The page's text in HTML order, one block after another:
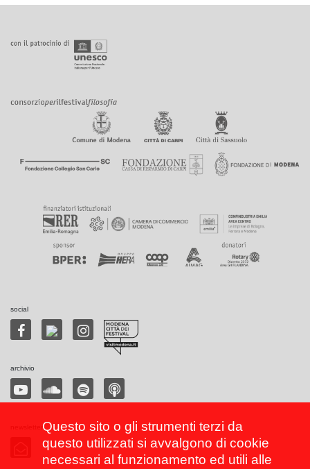
social
archivio
Questo sito o gli strumenti terzi da
questo utilizzati si avvalgono di cookie
necessari al funzionamento ed utili alle